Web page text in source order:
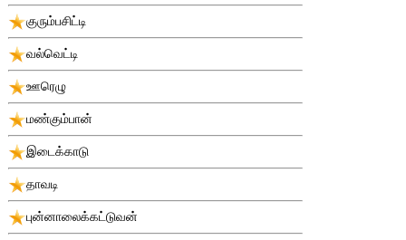
குரும்பசிட்டி
வல்வெட்டி
ஊரெழு
மண்கும்பான்
இடைக்காடு
தாவடி
புன்னாலைக்கட்டுவன்